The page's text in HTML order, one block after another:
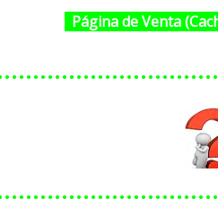
Página de Venta